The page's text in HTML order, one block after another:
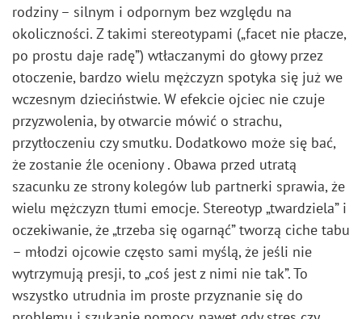
rodziny – silnym i odpornym bez względu na
okoliczności. Z takimi stereotypami („facet nie płacze,
po prostu daje radę”) wtłaczanymi do głowy przez
otoczenie, bardzo wielu mężczyzn spotyka się już we
wczesnym dzieciństwie. W efekcie ojciec nie czuje
przyzwolenia, by otwarcie mówić o strachu,
przytłoczeniu czy smutku. Dodatkowo może się bać,
że zostanie źle oceniony . Obawa przed utratą
szacunku ze strony kolegów lub partnerki sprawia, że
wielu mężczyzn tłumi emocje. Stereotyp „twardziela” i
oczekiwanie, że „trzeba się ogarnąć” tworzą ciche tabu
– młodzi ojcowie często sami myślą, że jeśli nie
wytrzymują presji, to „coś jest z nimi nie tak”. To
wszystko utrudnia im proste przyznanie się do